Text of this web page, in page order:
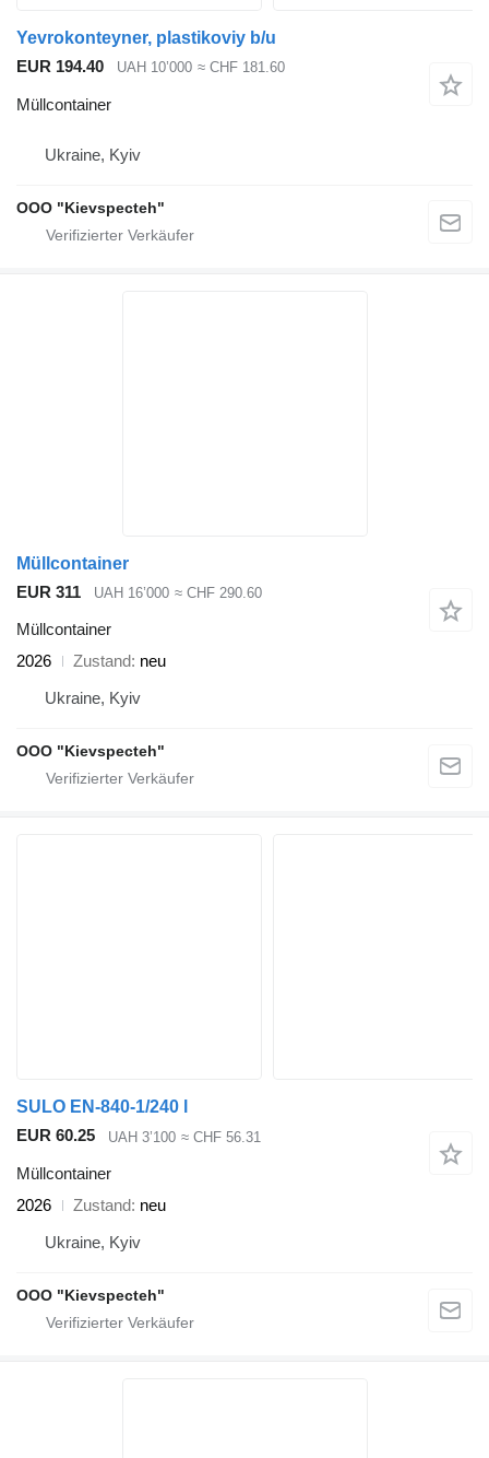
Yevrokonteyner, plastikoviy b/u
EUR 194.40
UAH 10’000 ≈ CHF 181.60
Müllcontainer
Ukraine, Kyiv
OOO "Kievspecteh"
Müllcontainer
EUR 311
UAH 16’000 ≈ CHF 290.60
Müllcontainer
2026
Zustand
neu
Ukraine, Kyiv
OOO "Kievspecteh"
SULO EN-840-1/240 l
EUR 60.25
UAH 3’100 ≈ CHF 56.31
Müllcontainer
2026
Zustand neu
Ukraine, Kyiv
OOO "Kievspecteh"